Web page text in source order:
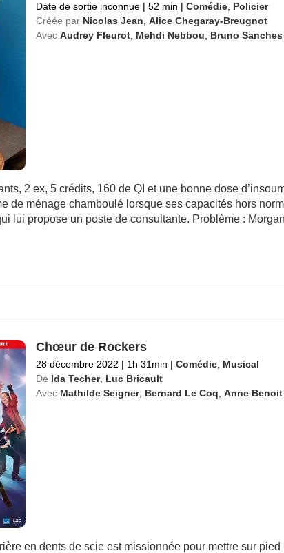
Date de sortie inconnue | 52 min | Comédie, Policier
Créée par Nicolas Jean Alice Chegaray-Breugnot
Avec Audrey Fleurot, Mehdi Nebbou Bruno Sanches
2 ex, 5 crédits, 160 de QI et une bonne dose
de ménage chamboulé lorsque ses capacités hors
lui propose un poste de consultante. Problème :
Chœur de Rockers
28 décembre 2022 | 1h 31min | Comédie, Musical
De Ida Techer, Luc Bricault
Avec Mathilde Seigner, Bernard Le Coq Anne Benoit
en dents de scie est missionnée pour mettre sur pied